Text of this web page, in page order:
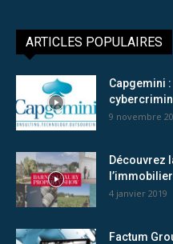
ARTICLES POPULAIRES
Capgemini
9 novembre
Découvrez
4 janvier 2019
Factum